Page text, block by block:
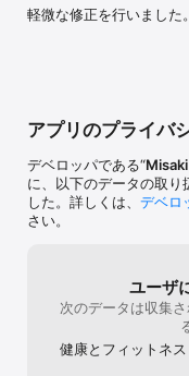
軽微な修正を行いました。
アプリのプライバ
デベロッパである“
に、以下のデータの取り
した。詳しくは、 デベロ
さい。
ユーザ
次のデータは収集
健康とフィットネス